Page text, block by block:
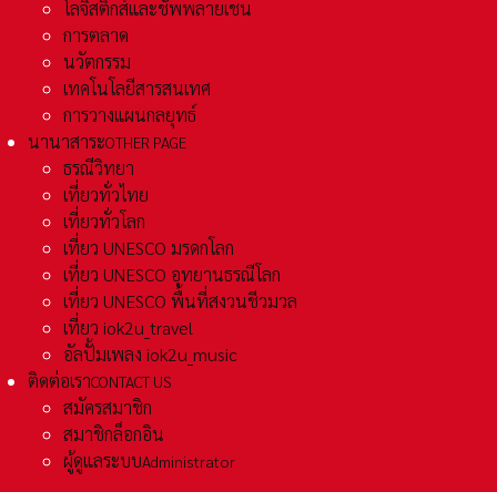
โลจิสติกส์และชัพพลายเชน
การตลาด
นวัตกรรม
เทคโนโลยีสารสนเทศ
การวางแผนกลยุทธ์
นานาสาระOTHER PAGE
ธรณีวิทยา
เที่ยวทั่วไทย
เที่ยวทั่วโลก
เที่ยว UNESCO มรดกโลก
เที่ยว UNESCO อุทยานธรณีโลก
เที่ยว UNESCO พื้นที่สงวนชีวมวล
เที่ยว iok2u_travel
อัลปั้มเพลง iok2u_music
ติดต่อเราCONTACT US
สมัครสมาชิก
สมาชิกล็อกอิน
ผู้ดูแลระบบAdministrator